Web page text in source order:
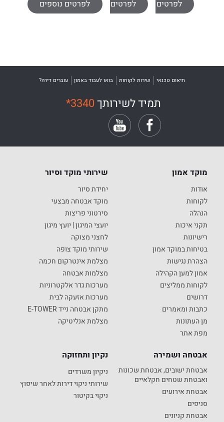
אינפרא
לפרטים נוספים2MPixel-
לפרטים נוספים2MPixel-
לפרטים נוספים
תיאום טכנאי שירות לקוחות בואו לעבוד באמון עוברים דירה?
תמיד לשירותך*3340
מוקד אמון
אודות
לקוחות
הנהלה
תקני איכות
רישיונות
בטיחות במוקד אמון
הצהרת נגישות
אמון למען הקהילה
לקוחות ממליצים
דרושים
כתבות ומאמרים
מן העתונות
מפת אתר
שירותי מוקד וסיור
יחידת סיור
מוקד אבטחה מבצעי
סירטוני פריצות
יועצי המיגון | יועץ מיגון
לחצני מצוקה
שירותי מוקד צופה
מצלמת אינטרקום חכמה
מצלמות אבטחה
מערכות גדר אלקטרוניות
מערכות אזעקה לבית
מתקן אבטחה נייד E-TOWER
מצלמת אנליטיקה
אבטחה ושמירה
אבטחת ישובים, אבטחת שכונות
ואבטחת שטחים חקלאיים
אבטחת אירועים
סניפים
אבטחת קניונים
נקיון ותחזוקה
ניקיון משרדים
שירותי ניקוי דירות לאחר שיפוץ
ניקוי בקיטור